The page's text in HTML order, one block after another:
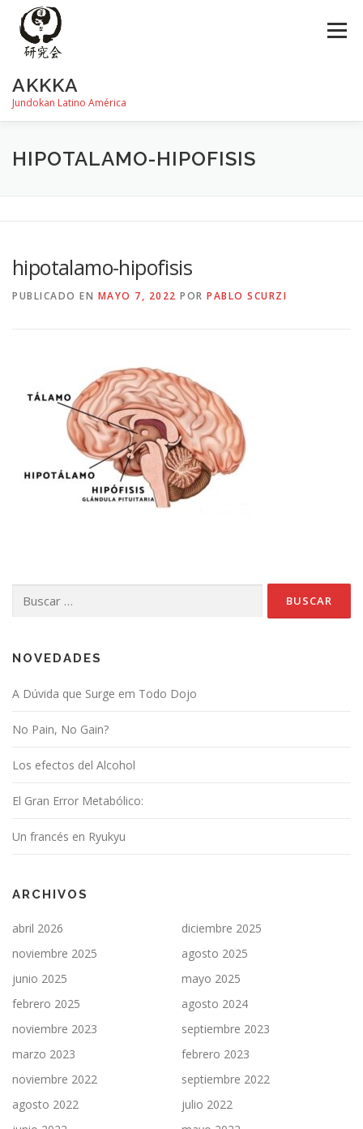
contenido
AKKKA
Jundokan Latino América
Menú
HISTORIA DOJOS INSTRUCTORES
HIPOTALAMO-HIPOFISIS
hipotalamo-hipofisis
PUBLICADO EN MAYO 7, 2022 POR PABLO SCURZI
NOVEDADES
A Dúvida que Surge em Todo Dojo
No Pain, No Gain?
Los efectos del Alcohol
El Gran Error Metabólico:
Un francés en Ryukyu
ARCHIVOS
abril 2026
diciembre 2025
noviembre 2025
agosto 2025
junio 2025
mayo 2025
febrero 2025
agosto 2024
noviembre 2023
septiembre 2023
marzo 2023
febrero 2023
noviembre 2022
septiembre 2022
agosto 2022
julio 2022